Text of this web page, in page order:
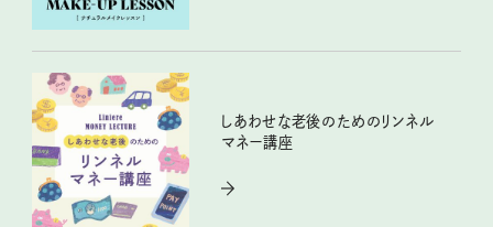
しあわせな老後のためのリンネル
マネー講座